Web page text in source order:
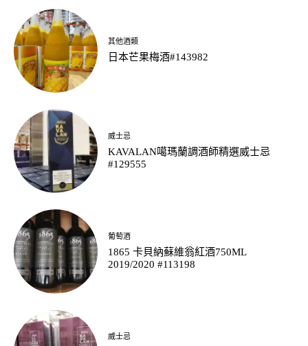
其他酒類
日本芒果梅酒#143982
威士忌
KAVALAN噶瑪蘭調酒師精選威士忌
#129555
葡萄酒
1865 卡貝納蘇維翁紅酒750ML
2019/2020 #113198
威士忌